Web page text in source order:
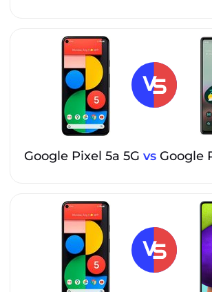
Google Pixel 5a 5G vs Google